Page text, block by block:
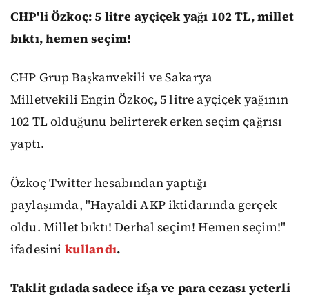
CHP'li Özkoç: 5 litre ayçiçek yağı 102 TL, millet
bıktı, hemen seçim!
CHP Grup Başkanvekili ve Sakarya
Milletvekili Engin Özkoç, 5 litre ayçiçek yağının
102 TL olduğunu belirterek erken seçim çağrısı
yaptı.
Özkoç Twitter hesabından yaptığı
paylaşımda, "Hayaldi AKP iktidarında gerçek
oldu. Millet bıktı! Derhal seçim! Hemen seçim!"
ifadesini kullandı.
Taklit gıdada sadece ifşa ve para cezası yeterli